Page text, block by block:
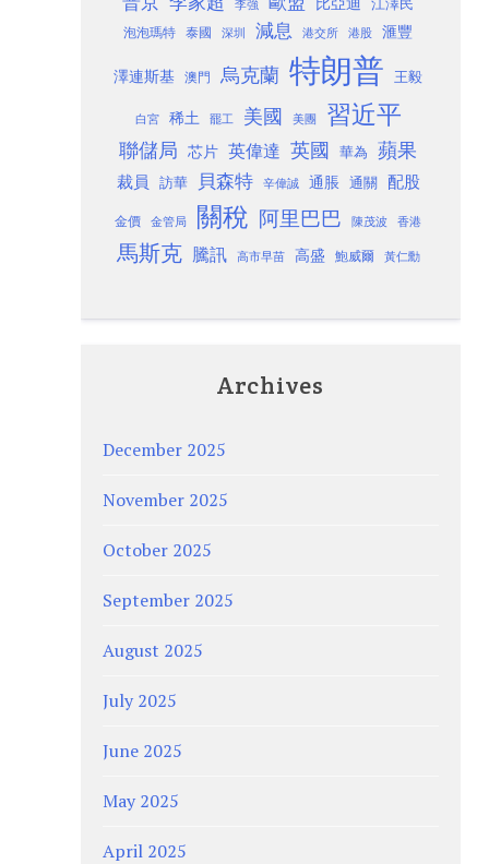
李強
泡泡瑪特 泰國 深圳 減息 港交所 港股 滙豐
澤連斯基 澳門 烏克蘭 特朗普 王毅
白宮 稀土 罷工 美國 美團 習近平
聯儲局 芯片 英偉達 英國 華為 蘋果
裁員 訪華 貝森特 辛偉誠 通脹 通關 配股
金價 金管局 關稅 阿里巴巴 陳茂波 香港
馬斯克 騰訊 高市早苗 高盛 鮑威爾 黃仁勳
Archives
December 2025
November 2025
October 2025
September 2025
August 2025
July 2025
June 2025
May 2025
April 2025